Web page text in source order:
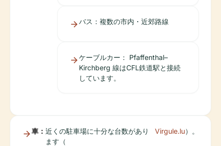
バス：複数の市内・近郊路線
ケーブルカー： Pfaffenthal–
Kirchberg 線はCFL鉄道駅と接続
しています。
車： 近くの駐車場に十分な台数があり
ます（
Virgule.lu）。